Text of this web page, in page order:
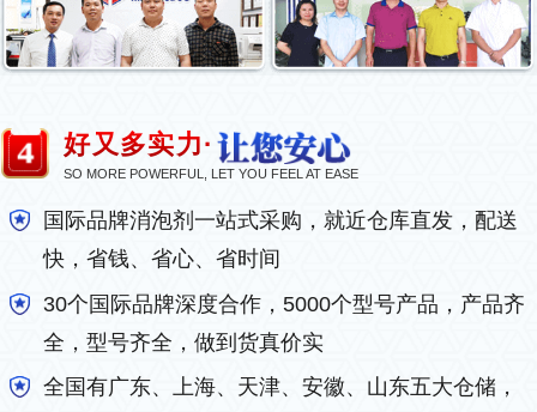
好又多实力·
SO MORE POWERFUL, LET YOU FEEL AT EASE
国际品牌消泡剂一站式采购，就近仓库直发，配送
快，省钱、省心、省时间
30个国际品牌深度合作，5000个型号产品，产品齐
全，型号齐全，做到货真价实
全国有广东、上海、天津、安徽、山东五大仓储，